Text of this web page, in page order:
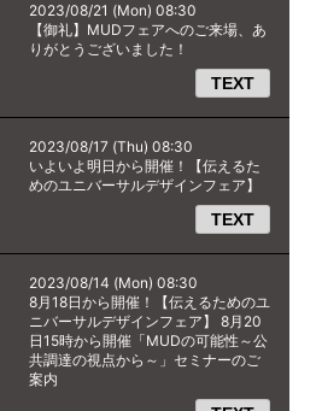
2023/08/21 (Mon) 08:30
【御礼】MUDフェアへのご来場、あ
りがとうございました！
TEXT
2023/08/17 (Thu) 08:30
いよいよ明日から開催！【伝えるた
めのユニバーサルデザインフェア】
TEXT
2023/08/14 (Mon) 08:30
8月18日から開催！【伝えるためのユ
ニバーサルデザインフェア】 8月20
日15時から開催「MUDの可能性～公
共調達の視点から～」セミナーのご
案内